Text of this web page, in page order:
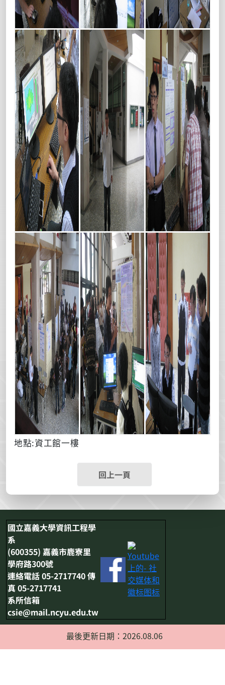
地點:資工館一樓
回上一頁
國立嘉義大學資訊工程學
系
(600355) 嘉義市鹿寮里
學府路300號
連絡電話 05-2717740 傳
真 05-2717741
系所信箱
csie@mail.ncyu.edu.tw
最後更新日期：2026.08.06